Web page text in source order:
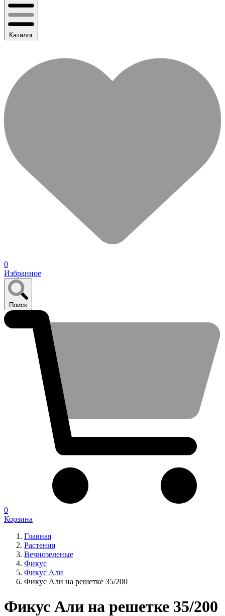
Каталог
0
Избранное
Поиск
0
Корзина
Главная
Растения
Вечнозеленые
Фикус
Фикус Али
Фикус Али на решетке 35/200
Фикус Али на решетке 35/200